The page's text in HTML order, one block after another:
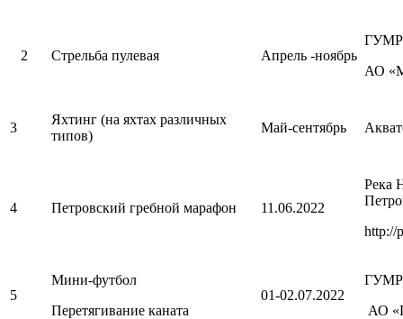
2 Стрельба пулевая Апрель -ноябрь
АО
3
Яхтинг (на яхтах различных
типов)
Май-сентябрь
4 Петровский гребной марафон 11.06.2022
Река
http://
5
Мини-футбол
Перетягивание каната
01-02.07.2022
АО